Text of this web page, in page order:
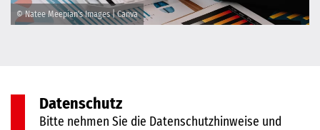
© Natee Meepian's Images | Canva
Datenschutz
Bitte nehmen Sie die Datenschutzhinweise und